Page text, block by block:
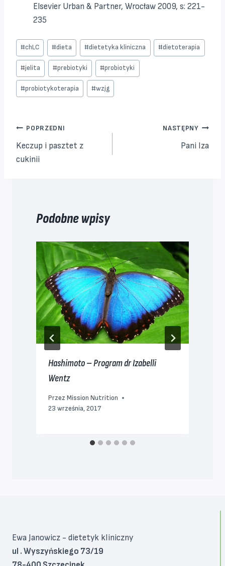
Elsevier Urban & Partner, Wrocław 2009, s: 221-
235
Tagi
wpisu:
#chLC #dieta #dietetyka kliniczna #dietoterapia
#jelita #prebiotyki #probiotyki
#probiotykoterapia #wzjg
Nawigacja
wpisu
POPRZEDNI
Keczup i pasztet z
cukinii
NASTĘPNY
Pani Iza
Podobne wpisy
Hashimoto – Program dr Izabelli
Wentz
Przez Mission Nutrition
23 września, 2017
Ewa Janowicz - dietetyk kliniczny
ul . Wyszyńskiego 73/19